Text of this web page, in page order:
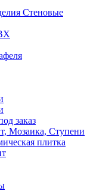
Стеновые
заказ
Мозаика, Ступени
плитка